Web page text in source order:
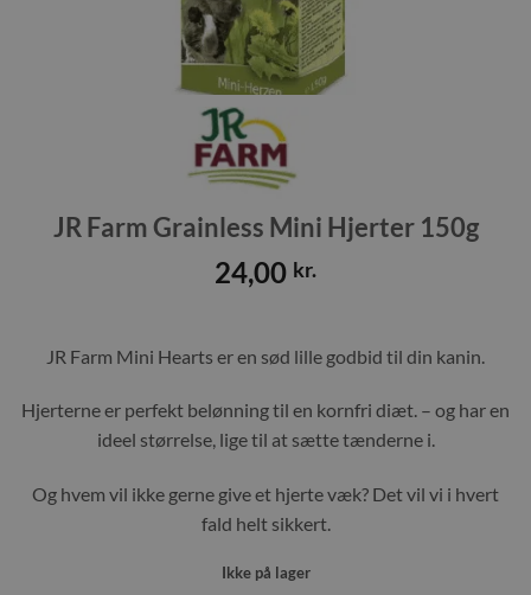
JR Farm Grainless Mini Hjerter 150g
24,00 kr.
JR Farm Mini Hearts er en sød lille godbid til din kanin.
Hjerterne er perfekt belønning til en kornfri diæt. – og har en
ideel størrelse, lige til at sætte tænderne i.
Og hvem vil ikke gerne give et hjerte væk? Det vil vi i hvert
fald helt sikkert.
Ikke på lager